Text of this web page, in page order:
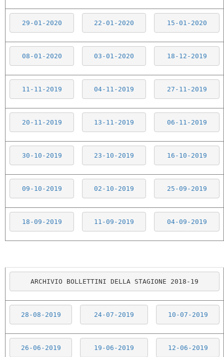
29-01-2020 22-01-2020 15-01-2020
08-01-2020 03-01-2020 18-12-2019
11-11-2019 04-11-2019 27-11-2019
20-11-2019 13-11-2019 06-11-2019
30-10-2019 23-10-2019 16-10-2019
09-10-2019 02-10-2019 25-09-2019
18-09-2019 11-09-2019 04-09-2019
ARCHIVIO BOLLETTINI DELLA STAGIONE 2018-19
28-08-2019 24-07-2019 10-07-2019
26-06-2019 19-06-2019 12-06-2019